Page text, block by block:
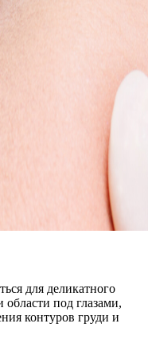
для деликатного
под глазами,
контуров груди и